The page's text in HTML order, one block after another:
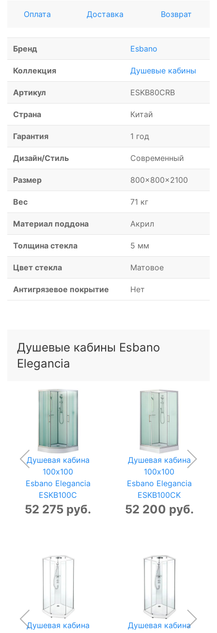
Оплата Доставка Возврат
Бренд Esbano
Коллекция Душевые кабины
Артикул ESKB80CRB
Страна Китай
Гарантия 1 год
Дизайн/Стиль Современный
Размер 800x800x2100
Вес 71 кг
Материал поддона Акрил
Толщина стекла 5 мм
Цвет стекла Матовое
Антигрязевое покрытие Нет
Душевые кабины Esbano
Elegancia
Душевая кабина
100x100
Esbano Elegancia
ESKB100C
52 275 руб.
Душевая кабина
100x100
Esbano Elegancia
ESKB100CK
52 200 руб.
Душевая кабина
Душевая кабина